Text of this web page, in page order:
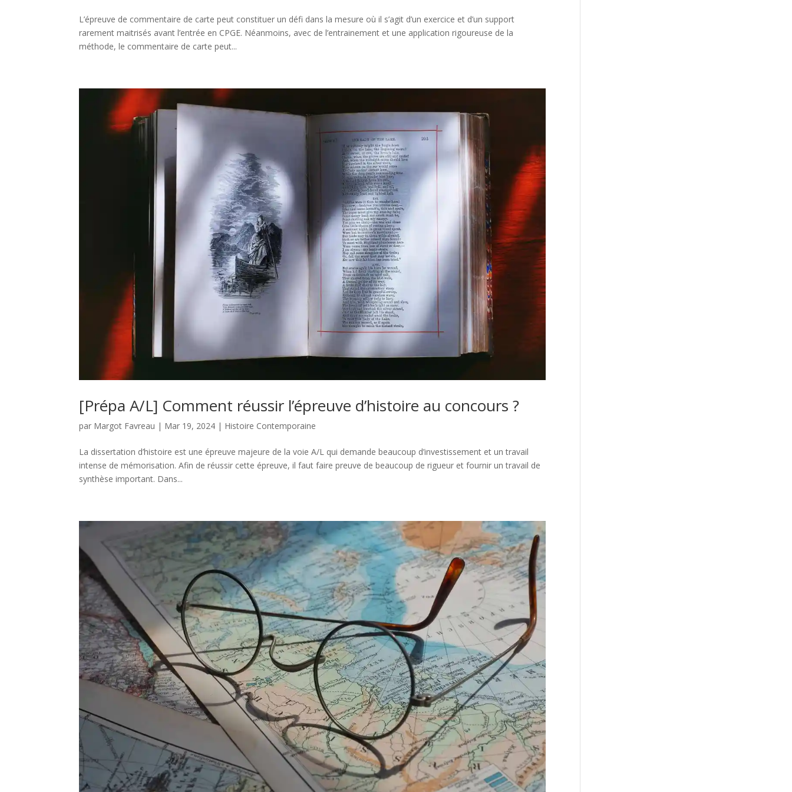
L’épreuve de commentaire de carte peut constituer un défi dans la mesure où il s’agit d’un exercice et d’un support
rarement maitrisés avant l’entrée en CPGE. Néanmoins, avec de l’entrainement et une application rigoureuse de la
méthode, le commentaire de carte peut...
[Prépa A/L] Comment réussir l’épreuve d’histoire au concours ?
par Margot Favreau | Mar 19, 2024 | Histoire Contemporaine
La dissertation d’histoire est une épreuve majeure de la voie A/L qui demande beaucoup d’investissement et un travail
intense de mémorisation. Afin de réussir cette épreuve, il faut faire preuve de beaucoup de rigueur et fournir un travail de
synthèse important. Dans...